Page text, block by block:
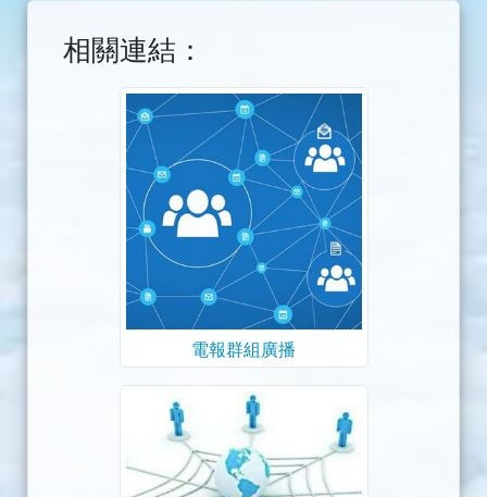
相關連結：
電報群組廣播